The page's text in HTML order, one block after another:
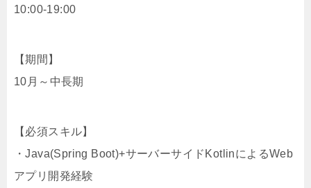
10:00-19:00
【期間】
10月～中長期
【必須スキル】
・Java(Spring Boot)+サーバーサイドKotlinによるWeb
アプリ開発経験